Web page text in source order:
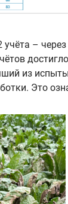
–
достигло
из
Это